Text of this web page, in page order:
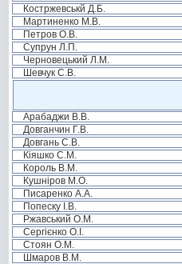
Костржевськй Д.Б.
Мартиненко М.В.
Петров О.В.
Супрун Л.П.
Черновецький Л.М.
Шевчук С.В.
Арабаджи В.В.
Довганчин Г.В.
Довгань С.В.
Кіяшко С.М.
Король В.М.
Кушніров М.О.
Писаренко А.А.
Попеску І.В.
Ржавський О.М.
Сергієнко О.І.
Стоян О.М.
Шмаров В.М.